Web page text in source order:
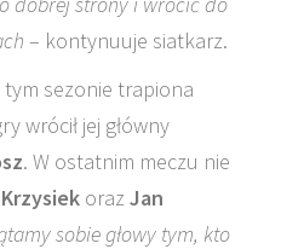
– kontynuuje siatkarz.
tym sezonie trapiona
wrócił jej główny
. W ostatnim meczu nie
oraz Jan
sobie głowy tym, kto